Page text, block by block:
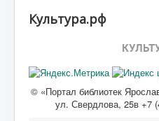
Культура.рф
© «Портал библиотек
ул. Свердлова, 25в +7